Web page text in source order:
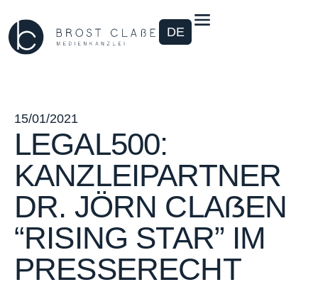
DE
15/01/2021
LEGAL500:
KANZLEIPARTNER
DR. JÖRN CLAẞEN
“RISING STAR” IM
PRESSERECHT